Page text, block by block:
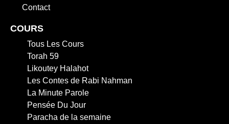
Contact
COURS
Tous Les Cours
Torah 59
Likoutey Halahot
Les Contes de Rabi Nahman
La Minute Parole
Pensée Du Jour
Paracha de la semaine